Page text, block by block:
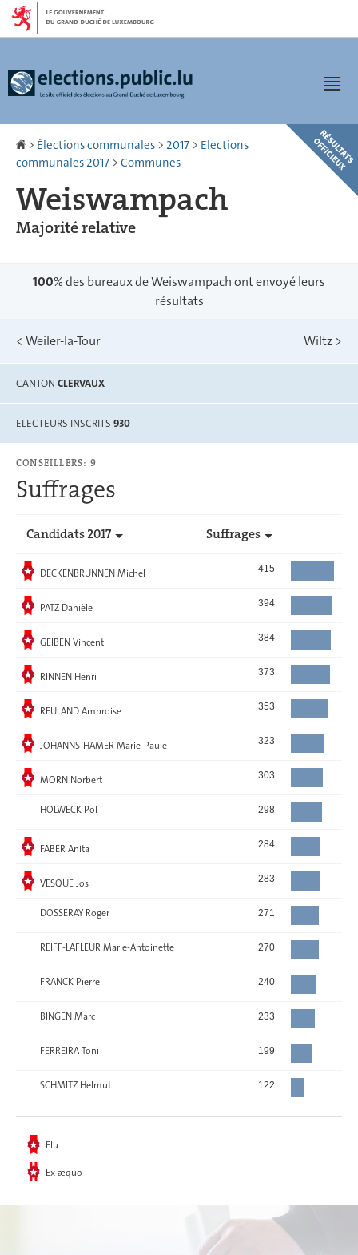
Aller
navigation
Aller
Accueil
> Élections communales > 2017 > Elections
communales 2017 > Communes
Weiswampach
Majorité relative
100% des bureaux de Weiswampach ont envoyé leurs
résultats
< Weiler-la-Tour Wiltz >
CANTON CLERVAUX
ELECTEURS INSCRITS 930
CONSEILLERS: 9
Suffrages
Candidats 2017 Suffrages
Elu
DECKENBRUNNEN Michel 415
Elu
PATZ Danièle 394
Elu
GEIBEN Vincent 384
Elu
RINNEN Henri 373
Elu
REULAND Ambroise 353
Elu
JOHANNS-HAMER Marie-Paule 323
Elu
MORN Norbert 303
HOLWECK Pol 298
Elu
FABER Anita 284
Elu
VESQUE Jos 283
DOSSERAY Roger 271
REIFF-LAFLEUR Marie-Antoinette 270
FRANCK Pierre 240
BINGEN Marc 233
FERREIRA Toni 199
SCHMITZ Helmut 122
Elu
Ex æquo